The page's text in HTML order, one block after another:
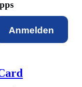
Anmelden